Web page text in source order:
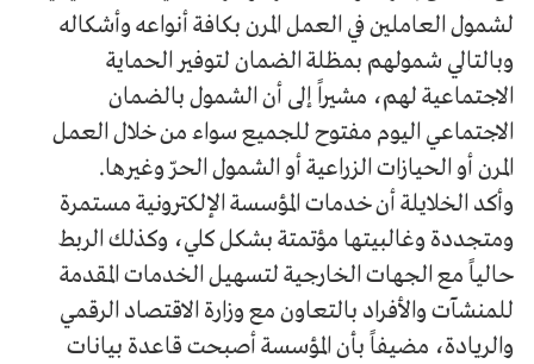
لشمول العاملين في العمل المرن بكافة أنواعه وأشكاله
وبالتالي شمولهم بمظلة الضمان لتوفير الحماية
الاجتماعية لهم، مشيراً إلى أن الشمول بالضمان
الاجتماعي اليوم مفتوح للجميع سواء من خلال العمل
المرن أو الحيازات الزراعية أو الشمول الحرّ وغيرها.
وأكد الخلايلة أن خدمات المؤسسة الإلكترونية مستمرة
ومتجددة وغالبيتها مؤتمتة بشكل كلي، وكذلك الربط
حالياً مع الجهات الخارجية لتسهيل الخدمات المقدمة
للمنشآت والأفراد بالتعاون مع وزارة الاقتصاد الرقمي
والريادة، مضيفاً بأن المؤسسة أصبحت قاعدة بيانات